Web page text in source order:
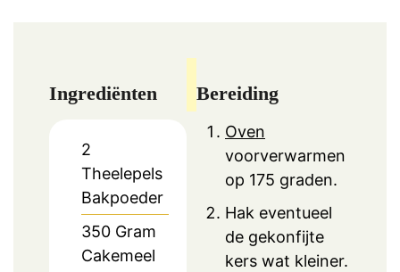
Ingrediënten
2
Theelepels
Bakpoeder
350 Gram
Cakemeel
Bereiding
Oven
voorverwarmen
op 175 graden.
Hak eventueel
de gekonfijte
kers wat kleiner.